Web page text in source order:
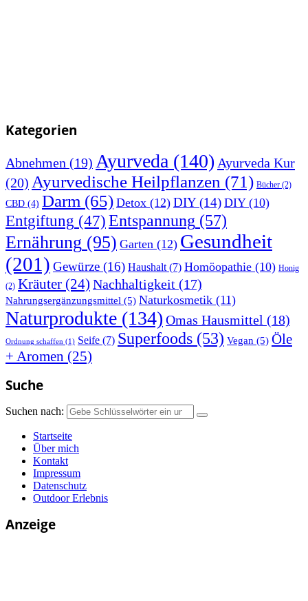
Kategorien
Abnehmen (19) Ayurveda (140) Ayurveda Kur
(20) Ayurvedische Heilpflanzen (71) Bücher (2)
CBD (4) Darm (65) Detox (12) DIY(14) DIY(10)
Entgiftung (47)Entspannung (57)
Ernährung (95) Garten (12) Gesundheit
(201) Gewürze (16) Haushalt(7) Homöopathie (10) Honig
(2) Kräuter (24) Nachhaltigkeit (17)
Nahrungsergänzungsmittel (5) Naturkosmetik (11)
Naturprodukte (134) Omas Hausmittel (18)
Ordnung schaffen (1) Seife (7) Superfoods (53) Vegan (5) Öle
+ Aromen (25)
Suche
Suchen nach:
Startseite
Über mich
Kontakt
Impressum
Datenschutz
Outdoor Erlebnis
Anzeige